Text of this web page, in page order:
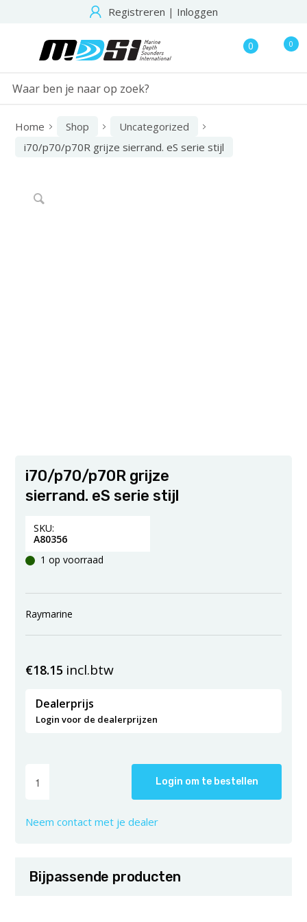
Registreren | Inloggen
0 0
Home Shop
Uncategorized
i70/p70/p70R grijze sierrand. eS serie stijl
i70/p70/p70R grijze
sierrand. eS serie stijl
SKU:
A80356
1 op voorraad
Raymarine
€18.15 incl.btw
Dealerprijs
Login voor de dealerprijzen
Login om te bestellen
Neem contact met je dealer
Bijpassende producten